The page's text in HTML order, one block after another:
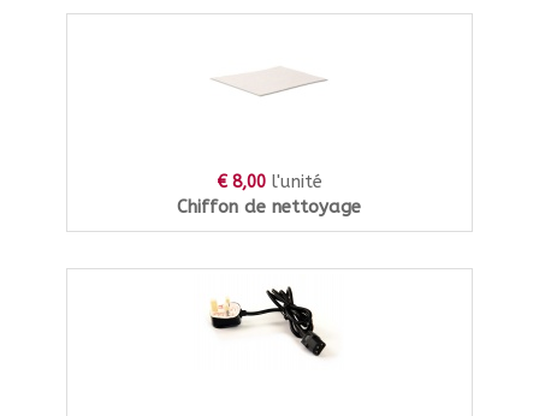
€ 8,00 l'unité
Chiffon de nettoyage